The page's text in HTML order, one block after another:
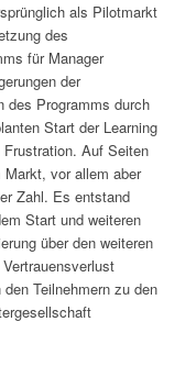
als Pilotmarkt
des
für Manager
der
des Programms durch
Start der Learning
Auf Seiten
vor allem aber
Zahl. Es entstand
Start und weiteren
über den weiteren
Teilnehmern zu den